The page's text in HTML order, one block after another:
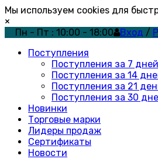
Мы используем cookies для
×
Пн - Пт : 10:00 - 18:00
Вход /
Поступления
Поступления за 7 дней
Поступления за 14
Поступления за 21
Поступления за 30
Новинки
Торговые марки
Лидеры продаж
Сертификаты
Новости